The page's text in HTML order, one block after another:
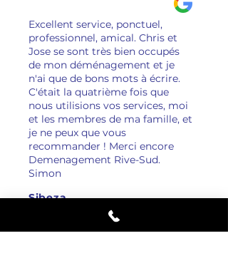
Excellent service, ponctuel,
professionnel, amical. Chris et
Jose se sont très bien occupés
de mon déménagement et je
n'ai que de bons mots à écrire.
C'était la quatrième fois que
nous utilisions vos services, moi
et les membres de ma famille, et
je ne peux que vous
recommander ! Merci encore
Demenagement Rive-Sud.
Simon
Sibeza